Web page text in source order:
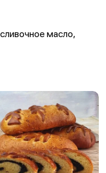
масло,